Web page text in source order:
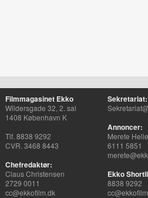
Filmmagasinet Ekko
Wildersgade 32, 2. sal
1408 København K
Tlf. 8838 9292
CVR. 3468 8443
Chefredaktør:
Claus Christensen
2729 0011
cc@ekkofilm.dk
Sekretariat:
Annoncer:
Merete
6111 5851
Ekko
8838 9292